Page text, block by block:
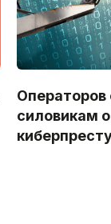
силовикам